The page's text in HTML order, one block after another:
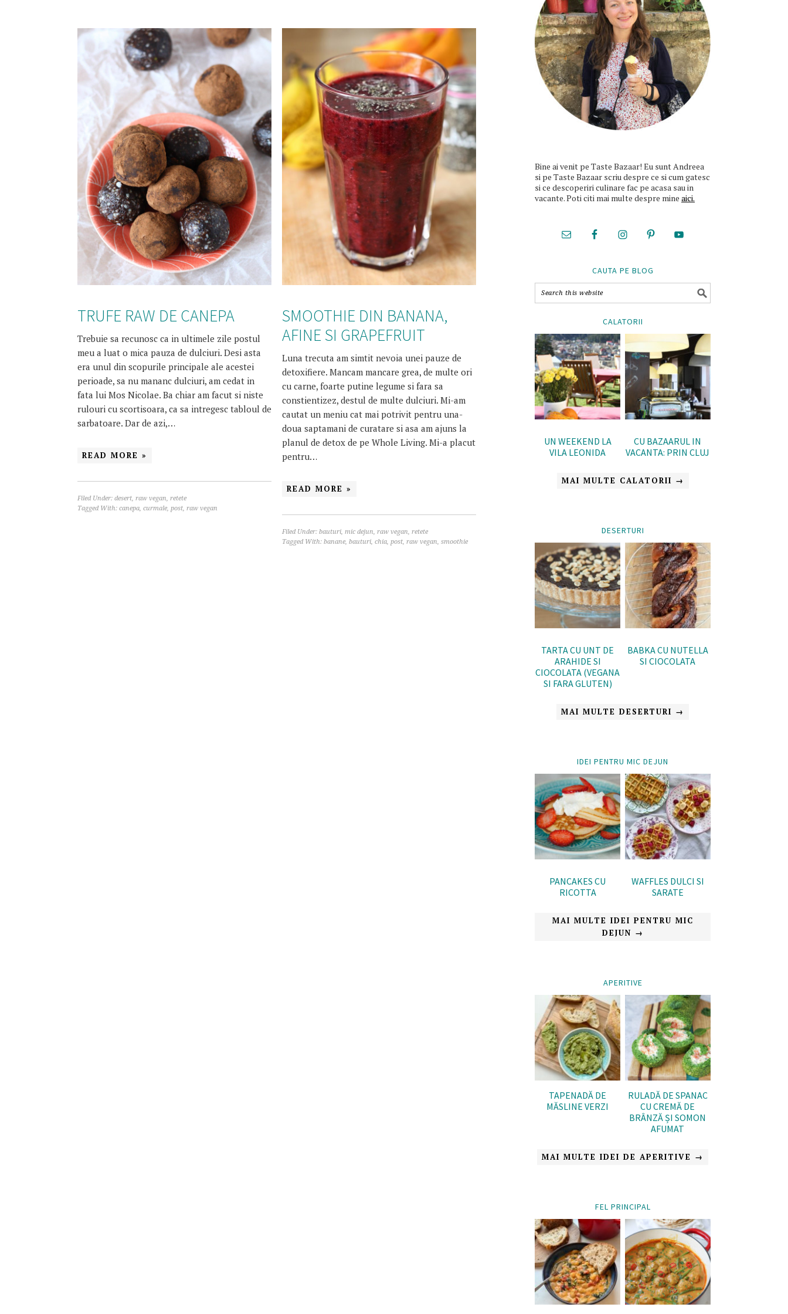
TRUFE RAW DE CANEPA
Trebuie sa recunosc ca in ultimele zile postul
meu a luat o mica pauza de dulciuri. Desi asta
era unul din scopurile principale ale acestei
perioade, sa nu mananc dulciuri, am cedat in
fata lui Mos Nicolae. Ba chiar am facut si niste
rulouri cu scortisoara, ca sa intregesc tabloul de
sarbatoare. Dar de azi,…
READ MORE »
Filed Under: desert, raw vegan, retete
Tagged With: canepa, curmale, post, raw vegan
SMOOTHIE DIN BANANA,
AFINE SI GRAPEFRUIT
Luna trecuta am simtit nevoia unei pauze de
detoxifiere. Mancam mancare grea, de multe ori
cu carne, foarte putine legume si fara sa
constientizez, destul de multe dulciuri. Mi-am
cautat un meniu cat mai potrivit pentru una-
doua saptamani de curatare si asa am ajuns la
planul de detox de pe Whole Living. Mi-a placut
pentru…
READ MORE »
Filed Under: bauturi, mic dejun, raw vegan, retete
Tagged With: banane, bauturi, chia, post, raw vegan, smoothie
Bine ai venit pe Taste Bazaar! Eu sunt Andreea
si pe Taste Bazaar scriu despre ce si cum gatesc
si ce descoperiri culinare fac pe acasa sau in
vacante. Poti citi mai multe despre mine aici.
CAUTA PE BLOG
CALATORII
UN WEEKEND LA
VILA LEONIDA
CU BAZAARUL IN
VACANTA: PRIN CLUJ
MAI MULTE CALATORII →
DESERTURI
TARTA CU UNT DE
ARAHIDE SI
CIOCOLATA (VEGANA
SI FARA GLUTEN)
BABKA CU NUTELLA
SI CIOCOLATA
MAI MULTE DESERTURI →
IDEI PENTRU MIC DEJUN
PANCAKES CU
RICOTTA
WAFFLES DULCI SI
SARATE
MAI MULTE IDEI PENTRU MIC
DEJUN →
APERITIVE
TAPENADĂ DE
MĂSLINE VERZI
RULADĂ DE SPANAC
CU CREMĂ DE
BRÂNZĂ ȘI SOMON
AFUMAT
MAI MULTE IDEI DE APERITIVE →
FEL PRINCIPAL